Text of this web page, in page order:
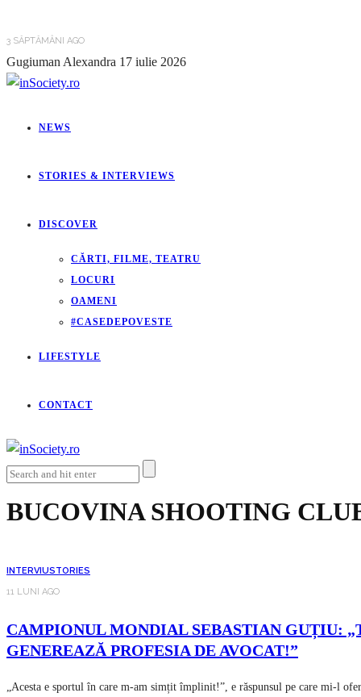
3 SĂPTĂMÂNI AGO
Gugiuman Alexandra 17 iulie 2026
NEWS
STORIES & INTERVIEWS
DISCOVER
CĂRTI, FILME, TEATRU
LOCURI
OAMENI
#CASEDEPOVESTE
LIFESTYLE
CONTACT
BUCOVINA SHOOTING
INTERVIUSTORIES
11 LUNI AGO
CAMPIONUL MONDIAL SEBASTIAN GUȚIU:
GENEREAZĂ PROFESIA DE AVOCAT!”
„Acesta e sportul în care m-am simțit împlinit!”, e răspunsul pe care mi-l